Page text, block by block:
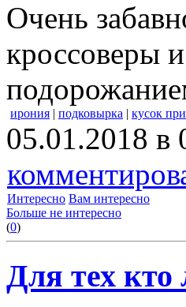
Очень
кроссоверы
ирония | подковырка | кусок
05.01.2018 в
Интересно Вам интересно
Больше не интересно
(0)
Для тех